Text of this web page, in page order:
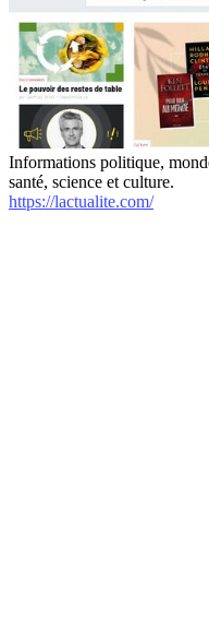
Informations politique,
santé, science et culture.
https://lactualite.com/